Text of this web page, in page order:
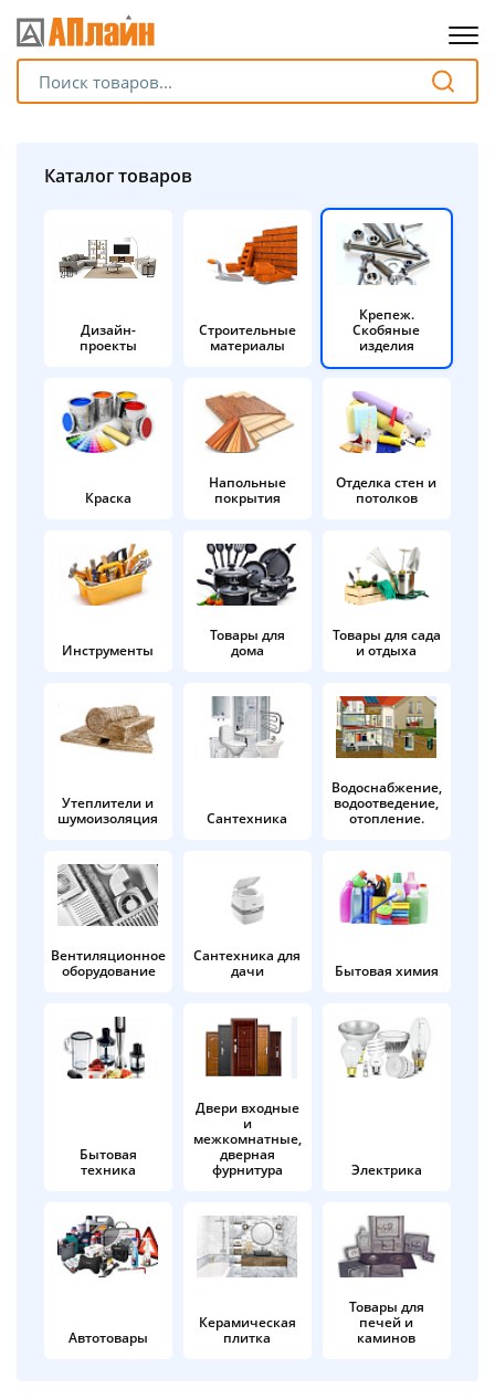
Каталог товаров
Дизайн-
проекты
Строительные
материалы
Крепеж.
Скобяные
изделия
Краска
Напольные
покрытия
Отделка стен и
потолков
Инструменты
Товары для
дома
Товары для сада
и отдыха
Утеплители и
шумоизоляция
Сантехника
Водоснабжение,
водоотведение,
отопление.
Вентиляционное
оборудование
Сантехника для
дачи
Бытовая химия
Бытовая
техника
Двери входные
и
межкомнатные,
дверная
фурнитура
Электрика
Автотовары
Керамическая
плитка
Товары для
печей и
каминов
Разбейте
без переплат
График платежей
Сегодня
%
в корзину
Оплачивайте сегодня только
25% картой любого банка
Получайте товар
выбранный способом
Оставшиеся
% будут
по25%каждые 2 недели
Подробнее
об оплате Плайтом
раз в 2
недели
Остались вопросы?
8 800 302-02-51
plait.ru